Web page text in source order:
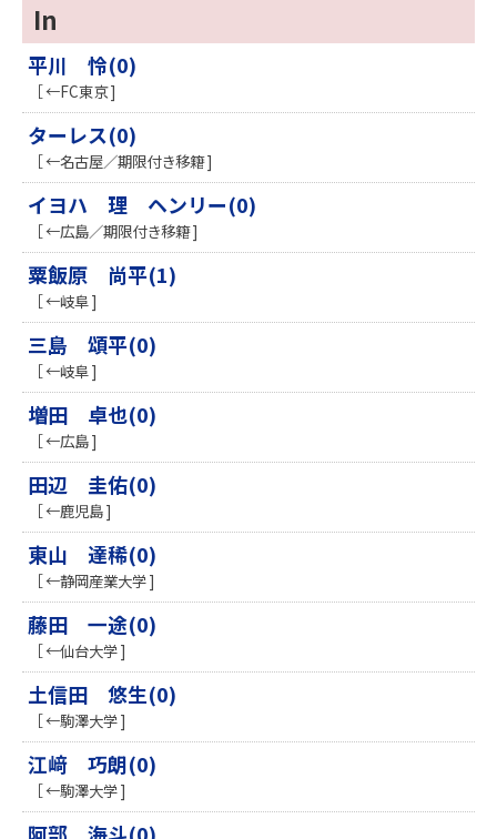
In
平川 怜(0)
［ ←FC東京 ]
ターレス(0)
［ ←名古屋／期限付き移籍 ]
イヨハ 理 ヘンリー(0)
［ ←広島／期限付き移籍 ]
粟飯原 尚平(1)
［ ←岐阜 ]
三島 頌平(0)
［ ←岐阜 ]
増田 卓也(0)
［ ←広島 ]
田辺 圭佑(0)
［ ←鹿児島 ]
東山 達稀(0)
［ ←静岡産業大学 ]
藤田 一途(0)
［ ←仙台大学 ]
土信田 悠生(0)
［ ←駒澤大学 ]
江﨑 巧朗(0)
［ ←駒澤大学 ]